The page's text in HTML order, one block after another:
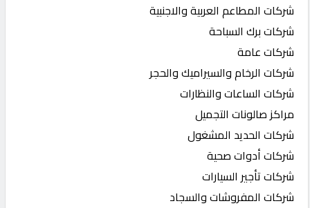
شركات المطاعم العربية والاجنبية
شركات برك السباحة
شركات عامة
شركات الرخام والسيراميك والحجر
شركات الساعات والنظارات
مراكز صالونات التجميل
شركات الحديد المشغول
شركات أدوات صحية
شركات تأجير السيارات
شركات المفروشات والسجاد